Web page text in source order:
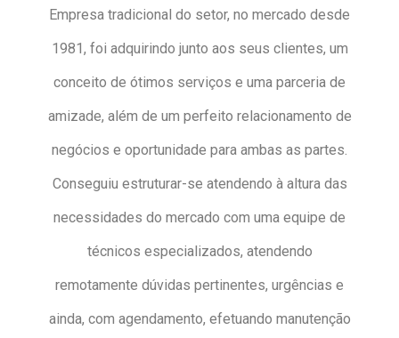
Empresa tradicional do setor, no mercado desde
1981, foi adquirindo junto aos seus clientes, um
conceito de ótimos serviços e uma parceria de
amizade, além de um perfeito relacionamento de
negócios e oportunidade para ambas as partes.
Conseguiu estruturar-se atendendo à altura das
necessidades do mercado com uma equipe de
técnicos especializados, atendendo
remotamente dúvidas pertinentes, urgências e
ainda, com agendamento, efetuando manutenção